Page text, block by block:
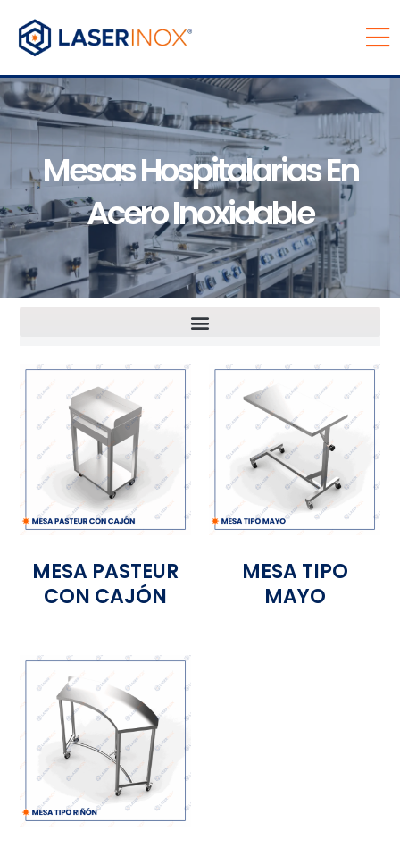
Mesas Hospitalarias En
Acero Inoxidable
MESA PASTEUR
CON CAJÓN
MESA TIPO
MAYO